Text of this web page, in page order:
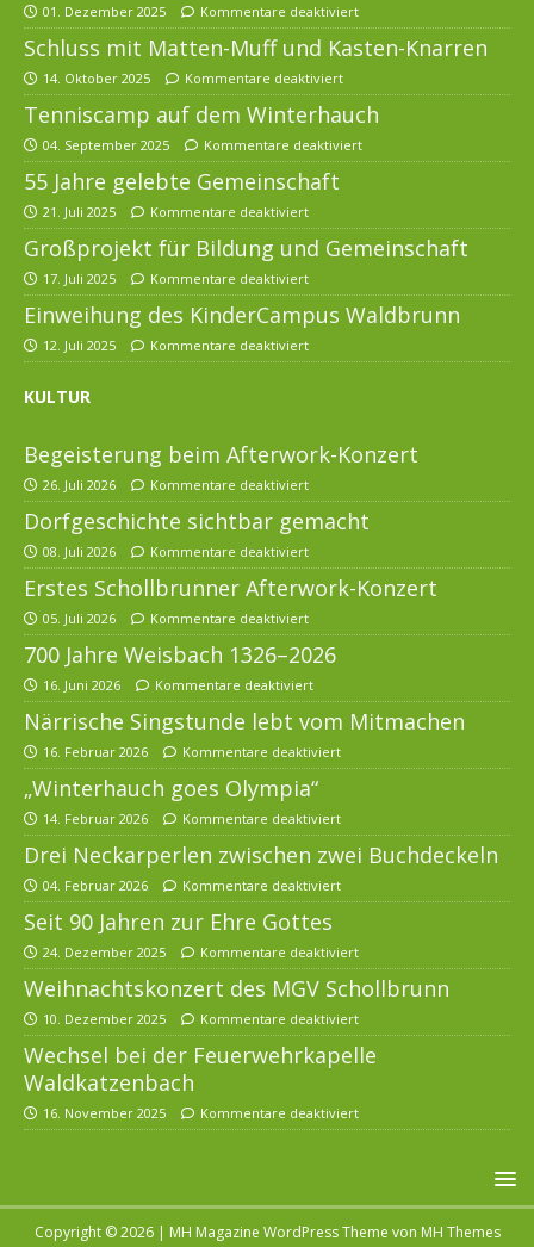
01. Dezember 2025 Kommentare deaktiviert
Schluss mit Matten-Muff und Kasten-Knarren
14. Oktober 2025 Kommentare deaktiviert
Tenniscamp auf dem Winterhauch
04. September 2025 Kommentare deaktiviert
55 Jahre gelebte Gemeinschaft
21. Juli 2025 Kommentare deaktiviert
Großprojekt für Bildung und Gemeinschaft
17. Juli 2025 Kommentare deaktiviert
Einweihung des KinderCampus Waldbrunn
12. Juli 2025 Kommentare deaktiviert
KULTUR
Begeisterung beim Afterwork-Konzert
26. Juli 2026 Kommentare deaktiviert
Dorfgeschichte sichtbar gemacht
08. Juli 2026 Kommentare deaktiviert
Erstes Schollbrunner Afterwork-Konzert
05. Juli 2026 Kommentare deaktiviert
700 Jahre Weisbach 1326–2026
16. Juni 2026 Kommentare deaktiviert
Närrische Singstunde lebt vom Mitmachen
16. Februar 2026 Kommentare deaktiviert
„Winterhauch goes Olympia“
14. Februar 2026 Kommentare deaktiviert
Drei Neckarperlen zwischen zwei Buchdeckeln
04. Februar 2026 Kommentare deaktiviert
Seit 90 Jahren zur Ehre Gottes
24. Dezember 2025 Kommentare deaktiviert
Weihnachtskonzert des MGV Schollbrunn
10. Dezember 2025 Kommentare deaktiviert
Wechsel bei der Feuerwehrkapelle
Waldkatzenbach
16. November 2025 Kommentare deaktiviert
Copyright © 2026 | MH Magazine WordPress Theme von MH Themes